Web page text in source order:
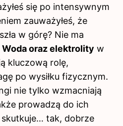
się po intensywnym
zauważyłeś, że
w górę? Nie ma
Woda oraz elektrolity w
kluczową rolę,
po wysiłku fizycznym.
nie tylko wzmacniają
prowadzą do ich
tak, dobrze